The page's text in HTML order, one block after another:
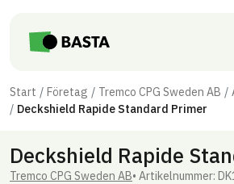
Start Företag Tremco CPG Sweden AB
Deckshield Rapide Standard Primer
Deckshield Rapide
Tremco CPG Sweden AB Artikel­nummer: